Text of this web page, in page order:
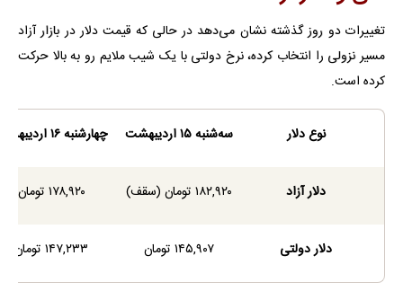
تغییرات دو روز گذشته نشان می‌دهد در حالی که قیمت دلار در بازار آزاد
مسیر نزولی را انتخاب کرده، نرخ دولتی با یک شیب ملایم رو به بالا حرکت
کرده است.
نوع دلار سه‌شنبه ۱۵ اردیبهشت چهارشنبه ۱۶ اردیبهشت
دلار آزاد ۱۸۲,۹۲۰ تومان (سقف) ۱۷۸,۹۲۰ تومان
دلار دولتی ۱۴۵,۹۰۷ تومان ۱۴۷,۲۳۳ تومان